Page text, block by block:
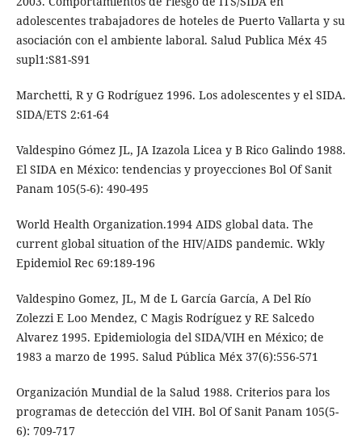
adolescentes trabajadores de hoteles de Puerto Vallarta y su
asociación con el ambiente laboral. Salud Publica Méx 45
supl1:S81-S91
Marchetti, R y G Rodríguez 1996. Los adolescentes y el SIDA.
SIDA/ETS 2:61-64
Valdespino Gómez JL, JA Izazola Licea y B Rico Galindo 1988.
El SIDA en México: tendencias y proyecciones Bol Of Sanit
Panam 105(5-6): 490-495
World Health Organization.1994 AIDS global data. The
current global situation of the HIV/AIDS pandemic. Wkly
Epidemiol Rec 69:189-196
Valdespino Gomez, JL, M de L García García, A Del Río
Zolezzi E Loo Mendez, C Magis Rodríguez y RE Salcedo
Alvarez 1995. Epidemiologia del SIDA/VIH en México; de
1983 a marzo de 1995. Salud Pública Méx 37(6):556-571
Organización Mundial de la Salud 1988. Criterios para los
programas de detección del VIH. Bol Of Sanit Panam 105(5-
6): 709-717